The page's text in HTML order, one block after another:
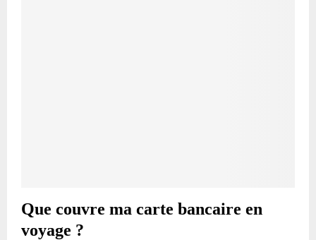
Que couvre ma carte bancaire en
voyage ?